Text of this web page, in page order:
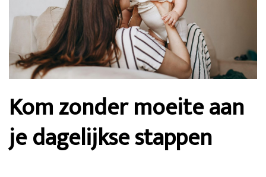
Kom zonder moeite aan
je dagelijkse stappen